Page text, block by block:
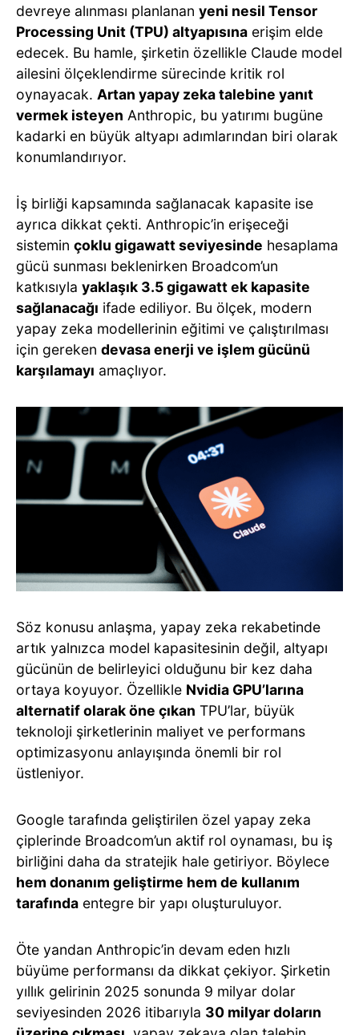
devreye alınması planlanan yeni nesil Tensor
Processing Unit (TPU) altyapısına erişim elde
edecek. Bu hamle, şirketin özellikle Claude model
ailesini ölçeklendirme sürecinde kritik rol
oynayacak. Artan yapay zeka talebine yanıt
vermek isteyen Anthropic, bu yatırımı bugüne
kadarki en büyük altyapı adımlarından biri olarak
konumlandırıyor.
İş birliği kapsamında sağlanacak kapasite ise
ayrıca dikkat çekti. Anthropic’in erişeceği
sistemin çoklu gigawatt seviyesinde hesaplama
gücü sunması beklenirken Broadcom’un
katkısıyla yaklaşık 3.5 gigawatt ek kapasite
sağlanacağı ifade ediliyor. Bu ölçek, modern
yapay zeka modellerinin eğitimi ve çalıştırılması
için gereken devasa enerji ve işlem gücünü
karşılamayı amaçlıyor.
Söz konusu anlaşma, yapay zeka rekabetinde
artık yalnızca model kapasitesinin değil, altyapı
gücünün de belirleyici olduğunu bir kez daha
ortaya koyuyor. Özellikle Nvidia GPU’larına
alternatif olarak öne çıkan TPU’lar, büyük
teknoloji şirketlerinin maliyet ve performans
optimizasyonu anlayışında önemli bir rol
üstleniyor.
Google tarafında geliştirilen özel yapay zeka
çiplerinde Broadcom’un aktif rol oynaması, bu iş
birliğini daha da stratejik hale getiriyor. Böylece
hem donanım geliştirme hem de kullanım
tarafında entegre bir yapı oluşturuluyor.
Öte yandan Anthropic’in devam eden hızlı
büyüme performansı da dikkat çekiyor. Şirketin
yıllık gelirinin 2025 sonunda 9 milyar dolar
seviyesinden 2026 itibarıyla 30 milyar doların